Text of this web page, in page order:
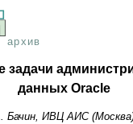
архив
данных Oracle
Бачин, ИВЦ АИС